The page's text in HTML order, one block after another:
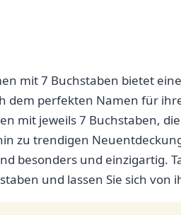
mit 7 Buchstaben bietet
dem perfekten Namen für
mit jeweils 7 Buchstaben,
zu trendigen
besonders und einzigartig.
und lassen Sie sich